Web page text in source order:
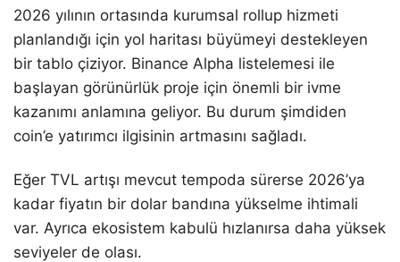
2026 yılının ortasında kurumsal rollup hizmeti
planlandığı için yol haritası büyümeyi destekleyen
bir tablo çiziyor. Binance Alpha listelemesi ile
başlayan görünürlük proje için önemli bir ivme
kazanımı anlamına geliyor. Bu durum şimdiden
coin’e yatırımcı ilgisinin artmasını sağladı.
Eğer TVL artışı mevcut tempoda sürerse 2026’ya
kadar fiyatın bir dolar bandına yükselme ihtimali
var. Ayrıca ekosistem kabulü hızlanırsa daha yüksek
seviyeler de olası.